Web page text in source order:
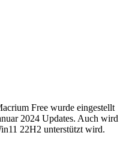
Free wurde eingestellt
2024 Updates. Auch wird
22H2 unterstützt wird.